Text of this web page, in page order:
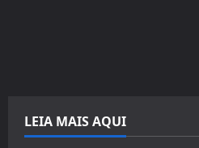
LEIA MAIS AQUI